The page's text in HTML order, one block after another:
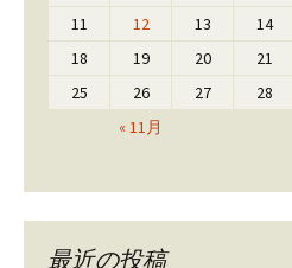
« 11月
11
12 13 14
18
19 20 21
25
26 27 28
最近の投稿